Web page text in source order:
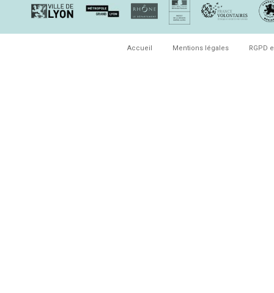
Accueil Mentions légales RGPD